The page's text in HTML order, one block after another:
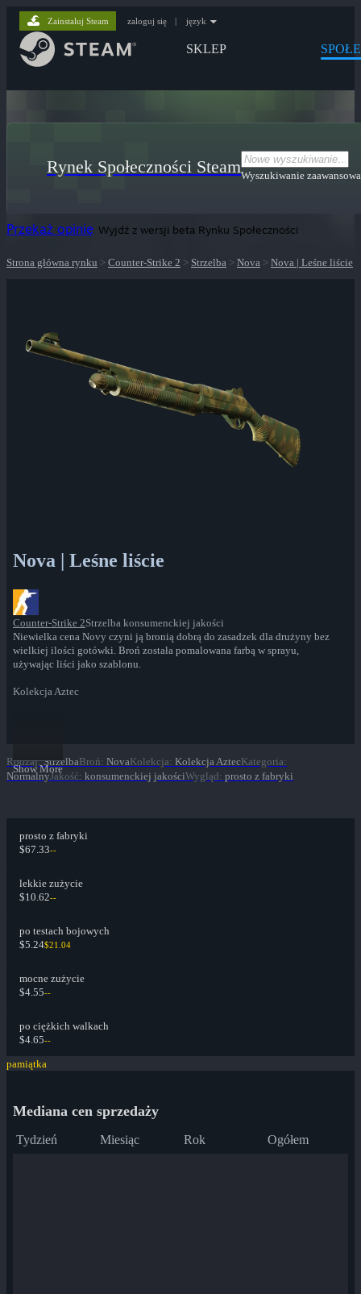
SKLEP
Zainstaluj Steam zaloguj się | język
Rynek Społeczności SteamWyszukiwanie
Przekaż opinię Wyjdź z wersji beta Rynku Społeczności
Strona główna rynku > Counter-Strike 2 > Strzelba > Nova > Nova | Leśne liście
Nova | Leśne liście
Counter-Strike 2Strzelba konsumenckiej jakości
Niewielka cena Novy czyni ją bronią dobrą do zasadzek dla drużyny bez
wielkiej ilości gotówki. Broń została pomalowana farbą w sprayu,
używając liści jako szablonu.
Kolekcja Aztec
Show More
Rodzaj: StrzelbaBroń: NovaKolekcja: Kolekcja AztecKategoria:
NormalnyJakość: konsumenckiej jakościWygląd: prosto z fabryki
prosto z fabryki
$67.33--
lekkie zużycie
$10.62--
po testach bojowych
$5.24$21.04
mocne zużycie
$4.55--
po ciężkich walkach
$4.65--
pamiątka
Mediana cen sprzedaży
Tydzień Miesiąc Rok Ogółem